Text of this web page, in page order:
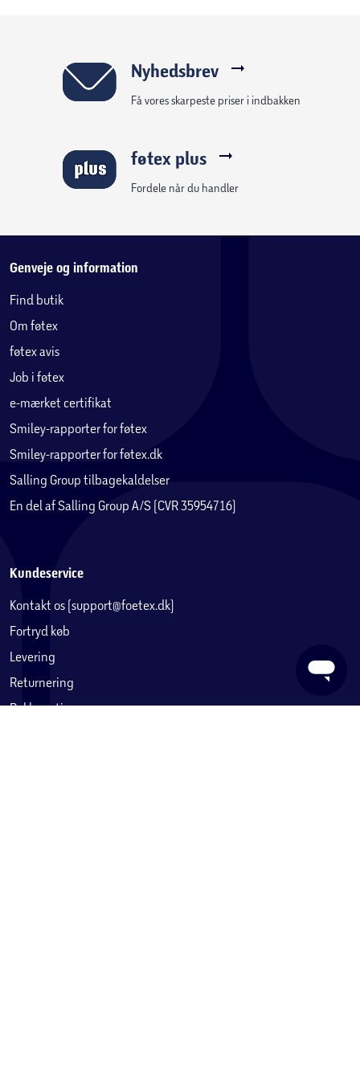
Nyhedsbrev
Få vores skarpeste priser i indbakken
føtex plus
Fordele når du handler
Genveje og information
Find butik
Om føtex
føtex avis
Job i føtex
e-mærket certifikat
Smiley-rapporter for føtex
Smiley-rapporter for føtex.dk
Salling Group tilbagekaldelser
En del af Salling Group A/S (CVR 35954716)
Kundeservice
Kontakt os (support@foetex.dk)
Fortryd køb
Levering
Returnering
Reklamation